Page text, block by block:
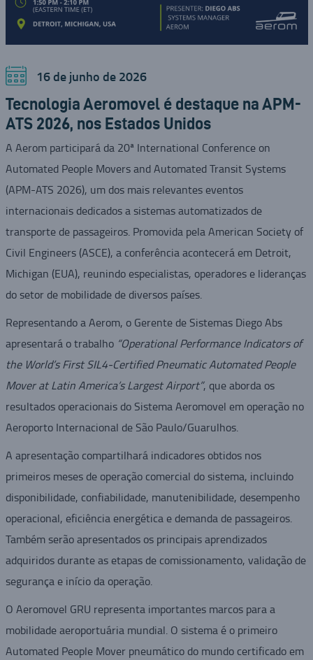
16 de junho de 2026
Tecnologia Aeromovel é destaque na APM-
ATS 2026, nos Estados Unidos
A Aerom participará da 20ª International Conference on
Automated People Movers and Automated Transit Systems
(APM-ATS 2026), um dos mais relevantes eventos
internacionais dedicados a sistemas automatizados de
transporte de passageiros. Promovida pela American Society of
Civil Engineers (ASCE), a conferência acontecerá em Detroit,
Michigan (EUA), reunindo especialistas, operadores e lideranças
do setor de mobilidade de diversos países.
Representando a Aerom, o Gerente de Sistemas Diego Abs
apresentará o trabalho “Operational Performance Indicators of
the World’s First SIL4-Certified Pneumatic Automated People
Mover at Latin America’s Largest Airport”, que aborda os
resultados operacionais do Sistema Aeromovel em operação no
Aeroporto Internacional de São Paulo/Guarulhos.
A apresentação compartilhará indicadores obtidos nos
primeiros meses de operação comercial do sistema, incluindo
disponibilidade, confiabilidade, manutenibilidade, desempenho
operacional, eficiência energética e demanda de passageiros.
Também serão apresentados os principais aprendizados
adquiridos durante as etapas de comissionamento, validação de
segurança e início da operação.
O Aeromovel GRU representa importantes marcos para a
mobilidade aeroportuária mundial. O sistema é o primeiro
Automated People Mover pneumático do mundo certificado em